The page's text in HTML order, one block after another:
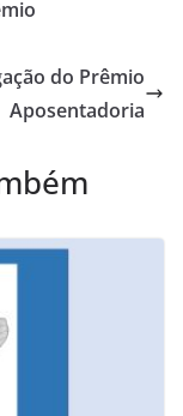
do Prêmio
Aposentadoria